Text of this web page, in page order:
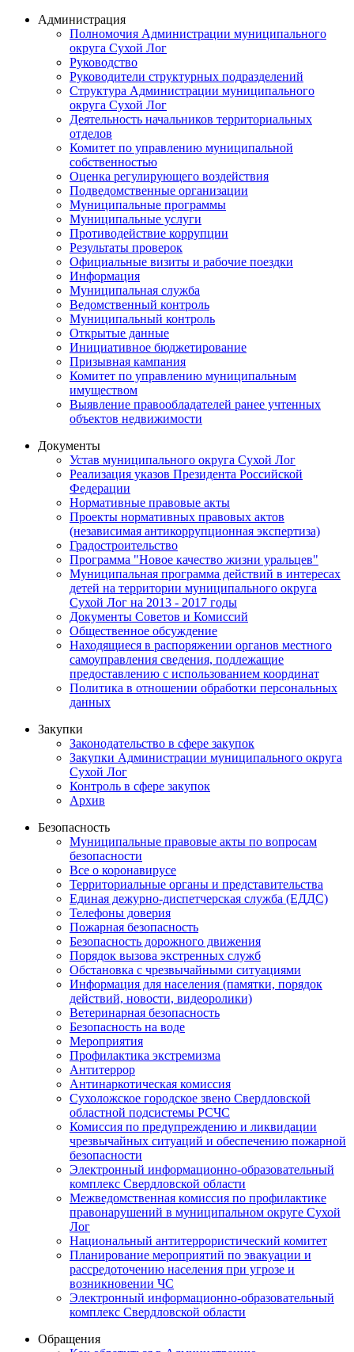
Администрация
Полномочия Администрации муниципального
округа Сухой Лог
Руководство
Руководители структурных подразделений
Структура Администрации муниципального
округа Сухой Лог
Деятельность начальников территориальных
отделов
Комитет по управлению муниципальной
собственностью
Оценка регулирующего воздействия
Подведомственные организации
Муниципальные программы
Муниципальные услуги
Противодействие коррупции
Результаты проверок
Официальные визиты и рабочие поездки
Информация
Муниципальная служба
Ведомственный контроль
Муниципальный контроль
Открытые данные
Инициативное бюджетирование
Призывная кампания
Комитет по управлению муниципальным
имуществом
Выявление правообладателей ранее учтенных
объектов недвижимости
Документы
Устав муниципального округа Сухой Лог
Реализация указов Президента Российской
Федерации
Нормативные правовые акты
Проекты нормативных правовых актов
(независимая антикоррупционная экспертиза)
Градостроительство
Программа "Новое качество жизни уральцев"
Муниципальная программа действий в интересах
детей на территории муниципального округа
Сухой Лог на 2013 - 2017 годы
Документы Советов и Комиссий
Общественное обсуждение
Находящиеся в распоряжении органов местного
самоуправления сведения, подлежащие
предоставлению с использованием координат
Политика в отношении обработки персональных
данных
Закупки
Законодательство в сфере закупок
Закупки Администрации муниципального округа
Сухой Лог
Контроль в сфере закупок
Архив
Безопасность
Муниципальные правовые акты по вопросам
безопасности
Все о коронавирусе
Территориальные органы и представительства
Единая дежурно-диспетчерская служба (ЕДДС)
Телефоны доверия
Пожарная безопасность
Безопасность дорожного движения
Порядок вызова экстренных служб
Обстановка с чрезвычайными ситуациями
Информация для населения (памятки, порядок
действий, новости, видеоролики)
Ветеринарная безопасность
Безопасность на воде
Мероприятия
Профилактика экстремизма
Антитеррор
Антинаркотическая комиссия
Сухоложское городское звено Свердловской
областной подсистемы РСЧС
Комиссия по предупреждению и ликвидации
чрезвычайных ситуаций и обеспечению пожарной
безопасности
Электронный информационно-образовательный
комплекс Cвердловской области
Межведомственная комиссия по профилактике
правонарушений в муниципальном округе Сухой
Лог
Национальный антитеррористический комитет
Планирование мероприятий по эвакуации и
рассредоточению населения при угрозе и
возникновении ЧС
Электронный информационно-образовательный
комплекс Свердловской области
Обращения